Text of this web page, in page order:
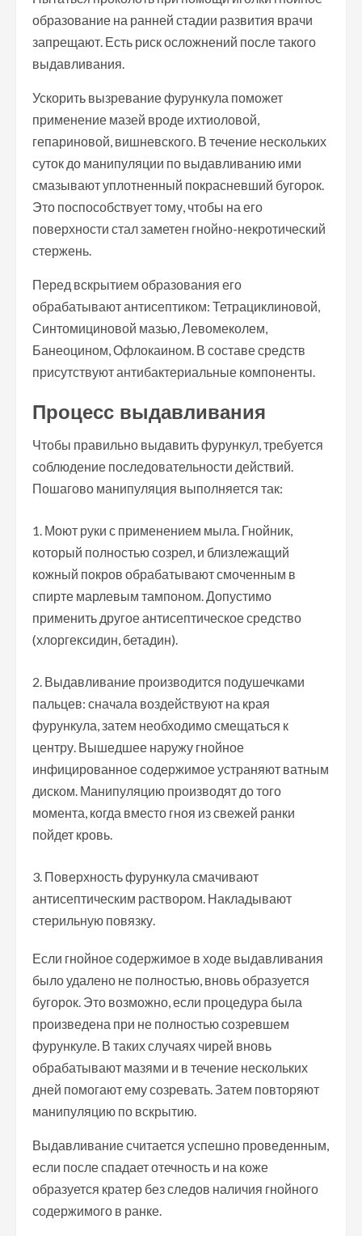
образование на ранней стадии развития врачи
запрещают. Есть риск осложнений после такого
выдавливания.
Ускорить вызревание фурункула поможет
применение мазей вроде ихтиоловой,
гепариновой, вишневского. В течение нескольких
суток до манипуляции по выдавливанию ими
смазывают уплотненный покрасневший бугорок.
Это поспособствует тому, чтобы на его
поверхности стал заметен гнойно-некротический
стержень.
Перед вскрытием образования его
обрабатывают антисептиком: Тетрациклиновой,
Синтомициновой мазью, Левомеколем,
Банеоцином, Офлокаином. В составе средств
присутствуют антибактериальные компоненты.
Процесс выдавливания
Чтобы правильно выдавить фурункул, требуется
соблюдение последовательности действий.
Пошагово манипуляция выполняется так:
Моют руки с применением мыла. Гнойник,
который полностью созрел, и близлежащий
кожный покров обрабатывают смоченным в
спирте марлевым тампоном. Допустимо
применить другое антисептическое средство
(хлоргексидин, бетадин).
Выдавливание производится подушечками
пальцев: сначала воздействуют на края
фурункула, затем необходимо смещаться к
центру. Вышедшее наружу гнойное
инфицированное содержимое устраняют ватным
диском. Манипуляцию производят до того
момента, когда вместо гноя из свежей ранки
пойдет кровь.
Поверхность фурункула смачивают
антисептическим раствором. Накладывают
стерильную повязку.
Если гнойное содержимое в ходе выдавливания
было удалено не полностью, вновь образуется
бугорок. Это возможно, если процедура была
произведена при не полностью созревшем
фурункуле. В таких случаях чирей вновь
обрабатывают мазями и в течение нескольких
дней помогают ему созревать. Затем повторяют
манипуляцию по вскрытию.
Выдавливание считается успешно проведенным,
если после спадает отечность и на коже
образуется кратер без следов наличия гнойного
содержимого в ранке.